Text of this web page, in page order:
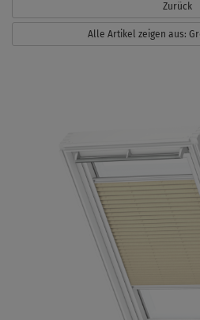
Zurück
Alle Artikel zeigen aus: